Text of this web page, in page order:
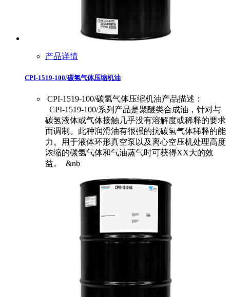
产品详情
CPI-1519-100/碳氢气体压缩机油
CPI-1519-100/碳氢气体压缩机油产品描述：
CPI-1519-100/系列产品是聚醚类合成油，针对与
碳氢液体或气体接触几乎没有溶解度或稀释的要求
而调制。此种润滑油有很强的抗碳氢气体稀释的能
力。用于液体环形真空泵以及离心空压机处理高度
浓缩的碳氢气体和气油蒸气时可获得XX大的效
益。 &nb